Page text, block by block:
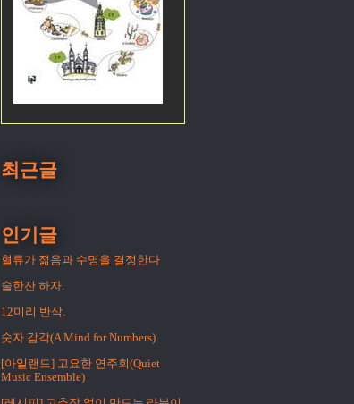
최근글
인기글
혈류가 젊음과 수명을 결정한다
술한잔 하자.
12미리 반삭.
숫자 감각(A Mind for Numbers)
[아일랜드] 고요한 연주회(Quiet
Music Ensemble)